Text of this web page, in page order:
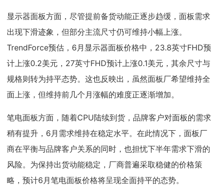
显示器面板方面，尽管提前备货动能正逐步趋缓，面板需求
出现下滑迹象，但部分主流尺寸仍可维持小幅上涨。
TrendForce预估，6月显示器面板价格中，23.8英寸FHD预
计上涨0.2美元，27英寸FHD预计上涨0.1美元，其余尺寸与
规格则转为持平态势。这也反映出，虽然面板厂希望维持全
面上涨，但维持前几个月涨幅的难度正逐渐增加。
笔电面板方面，随着CPU陆续到货，品牌客户对面板的需求
稍有提升，6月需求维持在稳定水平。在此情况下，面板厂
商在平衡与品牌客户关系的同时，也担忧下半年需求下滑的
风险。为保持出货动能稳定，厂商普遍采取稳健的价格策
略，预计6月笔电面板价格将呈现全面持平的态势。